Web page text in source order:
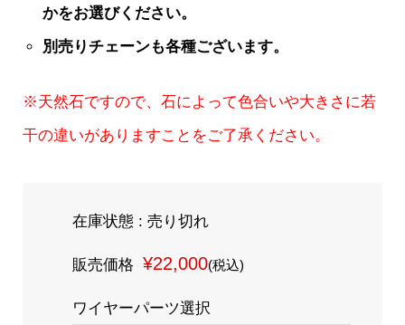
かをお選びください。
別売りチェーンも各種ございます。
※天然石ですので、石によって色合いや大きさに若
干の違いがありますことをご了承ください。
在庫状態 : 売り切れ
販売価格 ¥22,000(税込)
ワイヤーパーツ選択